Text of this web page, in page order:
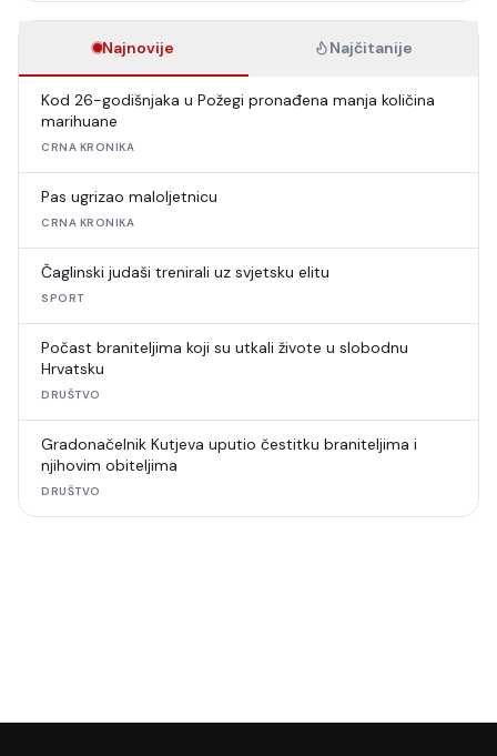
Najnovije Najčitanije
Kod 26-godišnjaka u Požegi pronađena manja količina
marihuane
CRNA KRONIKA
Pas ugrizao maloljetnicu
CRNA KRONIKA
Čaglinski judaši trenirali uz svjetsku elitu
SPORT
Počast braniteljima koji su utkali živote u slobodnu
Hrvatsku
DRUŠTVO
Gradonačelnik Kutjeva uputio čestitku braniteljima i
njihovim obiteljima
DRUŠTVO